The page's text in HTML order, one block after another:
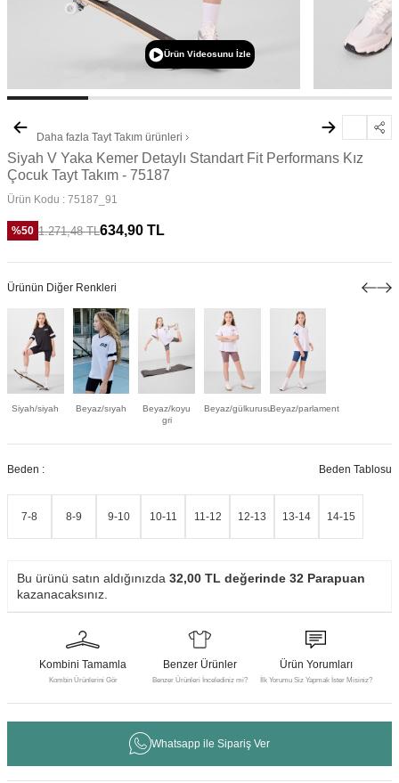
Ürün Videosunu İzle
Daha fazla Tayt Takım ürünleri
Siyah V Yaka Kemer Detaylı Standart Fit Performans Kız
Çocuk Tayt Takım - 75187
Ürün Kodu : 75187_91
%50 1.271,48TL634,90 TL
Ürünün Diğer Renkleri
Siyah/siyah Beyaz/sıyah
Beyaz/koyu
gri
Beyaz/gülkurusuBeyaz/parlament
Beden : Beden Tablosu
7-8 8-9 9-10 10-11 11-12 12-13 13-14 14-15
Bu ürünü satın aldığınızda 32,00 TL değerinde 32 Parapuan
kazanacaksınız.
Kombini Tamamla
Kombin Ürünlerini Gör
Benzer Ürünler
Benzer Ürünleri İncelediniz mi?
Ürün Yorumları
İlk Yorumu Siz Yapmak İster Misiniz?
Whatsapp ile Sipariş Ver